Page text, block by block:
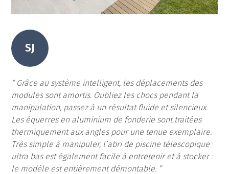
SJ
Grâce au système intelligent, les déplacements des
modules sont amortis. Oubliez les chocs pendant la
manipulation, passez à un résultat fluide et silencieux.
Les équerres en aluminium de fonderie sont traitées
thermiquement aux angles pour une tenue exemplaire.
Très simple à manipuler, l’abri de piscine télescopique
ultra bas est également facile à entretenir et à stocker :
le modèle est entièrement démontable.